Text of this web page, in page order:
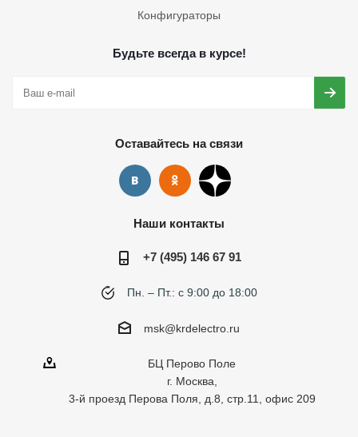
Конфигураторы
Будьте всегда в курсе!
Оставайтесь на связи
Наши контакты
+7 (495) 146 67 91
Пн. – Пт.: с 9:00 до 18:00
msk@krdelectro.ru
БЦ Перово Поле
г. Москва,
3-й проезд Перова Поля, д.8, стр.11, офис 209